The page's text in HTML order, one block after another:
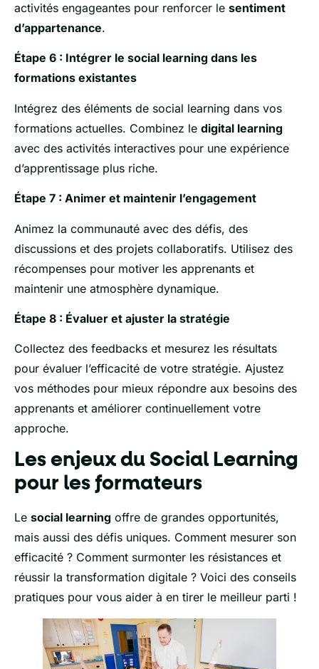
activités engageantes pour renforcer le sentiment
d’appartenance.
Étape 6 : Intégrer le social learning dans les
formations existantes
Intégrez des éléments de social learning dans vos
formations actuelles. Combinez le digital learning
avec des activités interactives pour une expérience
d’apprentissage plus riche.
Étape 7 : Animer et maintenir l’engagement
Animez la communauté avec des défis, des
discussions et des projets collaboratifs. Utilisez des
récompenses pour motiver les apprenants et
maintenir une atmosphère dynamique.
Étape 8 : Évaluer et ajuster la stratégie
Collectez des feedbacks et mesurez les résultats
pour évaluer l’efficacité de votre stratégie. Ajustez
vos méthodes pour mieux répondre aux besoins des
apprenants et améliorer continuellement votre
approche.
Les enjeux du Social Learning
pour les formateurs
Le social learning offre de grandes opportunités,
mais aussi des défis uniques. Comment mesurer son
efficacité ? Comment surmonter les résistances et
réussir la transformation digitale ? Voici des conseils
pratiques pour vous aider à en tirer le meilleur parti !